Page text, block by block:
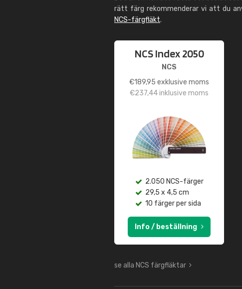
rätt färg rekommenderar vi att du
NCS-färgfläkt.
NCS Index 2050
NCS
€189,95 exklusive moms
€237,44inklusive moms
2.050 NCS-färger
29,5 x 4,5 cm
10 färger per sida
Info / beställning
se alla NCS färgfläktar